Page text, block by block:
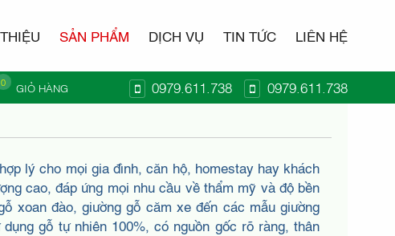
SẢN PHẨM DỊCH VỤ TIN TỨC LIÊN HỆ
GIỎ HÀNG
0 0979.611.738 0979.611.738
KIDO
lý cho mọi gia đình, căn hộ, homestay hay khách
cao, đáp ứng mọi nhu cầu về thẩm mỹ và độ bền
xoan đào, giường gỗ căm xe đến các mẫu giường
gỗ tự nhiên 100%, có nguồn gốc rõ ràng, thân